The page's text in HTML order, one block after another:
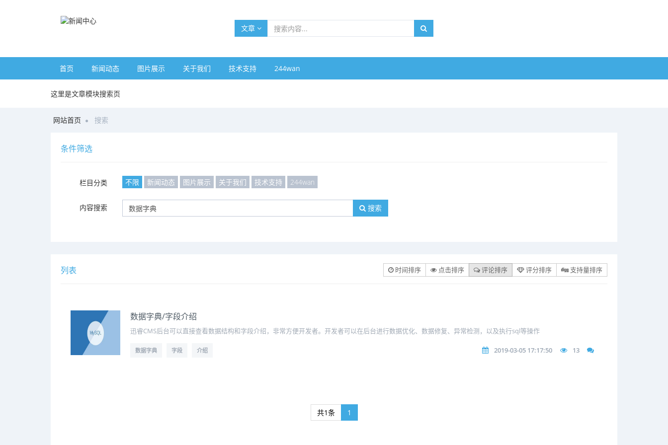
文章
首页 新闻动态 图片展示 关于我们 技术支持 244wan
这里是文章模块搜索页
网站首页 搜索
条件筛选
栏目分类 不限 新闻动态 图片展示 关于我们 技术支持 244wan
内容搜索 搜索
列表 时间排序 点击排序 评论排序 评分排序 支持量排序
数据字典/字段介绍
迅睿CMS后台可以直接查看数据结构和字段介绍，非常方便开发者。开发者可以在后台进行数据优化、数据修复、异常检测，以及执行sql等操作
数据字典 字段 介绍 2019-03-05 17:17:50 13
共1条 1